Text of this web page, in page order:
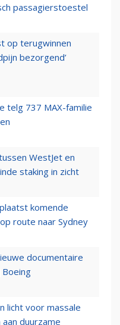
passagierstoestel
op terugwinnen
bezorgend’
telg 737 MAX-familie
WestJet en
staking in zicht
komende
route naar Sydney
documentaire
licht voor massale
duurzame